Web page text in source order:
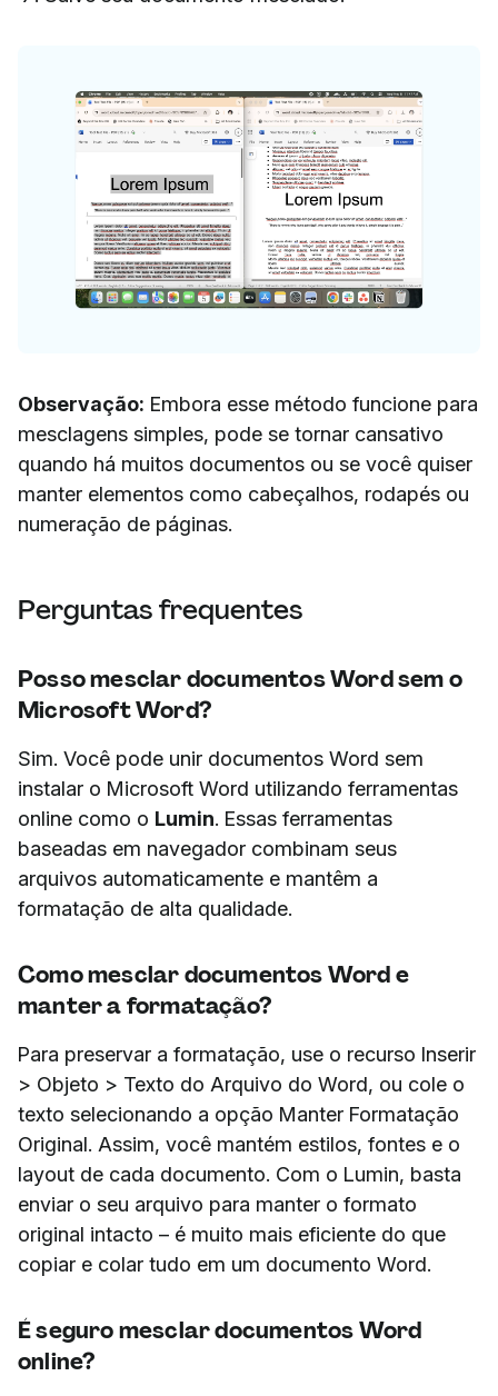
Observação: Embora esse método funcione para
mesclagens simples, pode se tornar cansativo
quando há muitos documentos ou se você quiser
manter elementos como cabeçalhos, rodapés ou
numeração de páginas.
Perguntas frequentes
Posso mesclar documentos Word sem o
Microsoft Word?
Sim. Você pode unir documentos Word sem
instalar o Microsoft Word utilizando ferramentas
online como o Lumin. Essas ferramentas
baseadas em navegador combinam seus
arquivos automaticamente e mantêm a
formatação de alta qualidade.
Como mesclar documentos Word e
manter a formatação?
Para preservar a formatação, use o recurso Inserir
> Objeto > Texto do Arquivo do Word, ou cole o
texto selecionando a opção Manter Formatação
Original. Assim, você mantém estilos, fontes e o
layout de cada documento. Com o Lumin, basta
enviar o seu arquivo para manter o formato
original intacto – é muito mais eficiente do que
copiar e colar tudo em um documento Word.
É seguro mesclar documentos Word
online?